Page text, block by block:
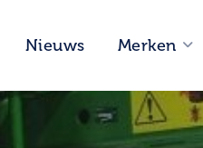
Nieuws Merken